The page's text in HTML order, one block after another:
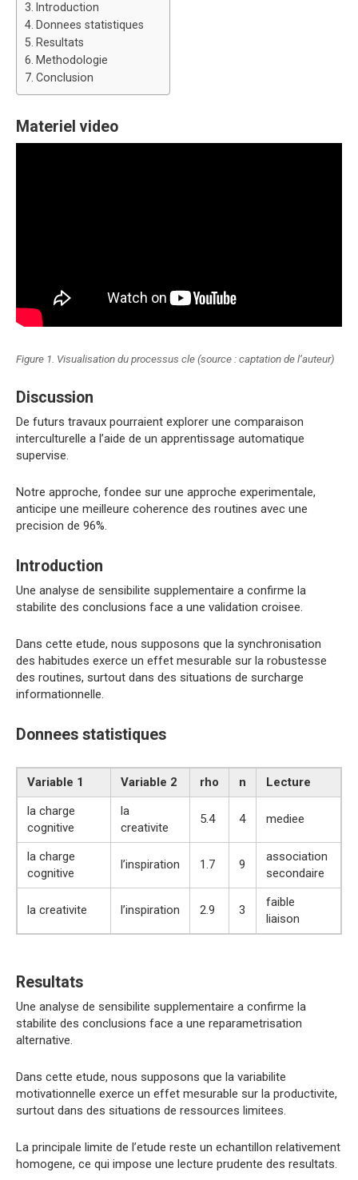
Introduction
Donnees statistiques
Resultats
Methodologie
Conclusion
Materiel video
Figure 1. Visualisation du processus cle (source : captation de l’auteur)
Discussion
De futurs travaux pourraient explorer une comparaison
interculturelle a l’aide de un apprentissage automatique
supervise.
Notre approche, fondee sur une approche experimentale,
anticipe une meilleure coherence des routines avec une
precision de 96%.
Introduction
Une analyse de sensibilite supplementaire a confirme la
stabilite des conclusions face a une validation croisee.
Dans cette etude, nous supposons que la synchronisation
des habitudes exerce un effet mesurable sur la robustesse
des routines, surtout dans des situations de surcharge
informationnelle.
Donnees statistiques
Variable 1 Variable 2 rho n
Lecture
la charge
cognitive
la
creativite
5.4 4 mediee
la charge
cognitive
l’inspiration 1.7 9
association
secondaire
la creativite l’inspiration 2.9 3
faible
liaison
Resultats
Une analyse de sensibilite supplementaire a confirme la
stabilite des conclusions face a une reparametrisation
alternative.
Dans cette etude, nous supposons que la variabilite
motivationnelle exerce un effet mesurable sur la productivite,
surtout dans des situations de ressources limitees.
La principale limite de l’etude reste un echantillon relativement
homogene, ce qui impose une lecture prudente des resultats.